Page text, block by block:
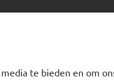
te bieden en om
Normec Kalsbeek